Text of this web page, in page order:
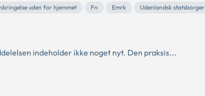
uden for hjemmet Fn Emrk
Udenlandsk statsborger
indeholder ikke noget nyt. Den praksis...